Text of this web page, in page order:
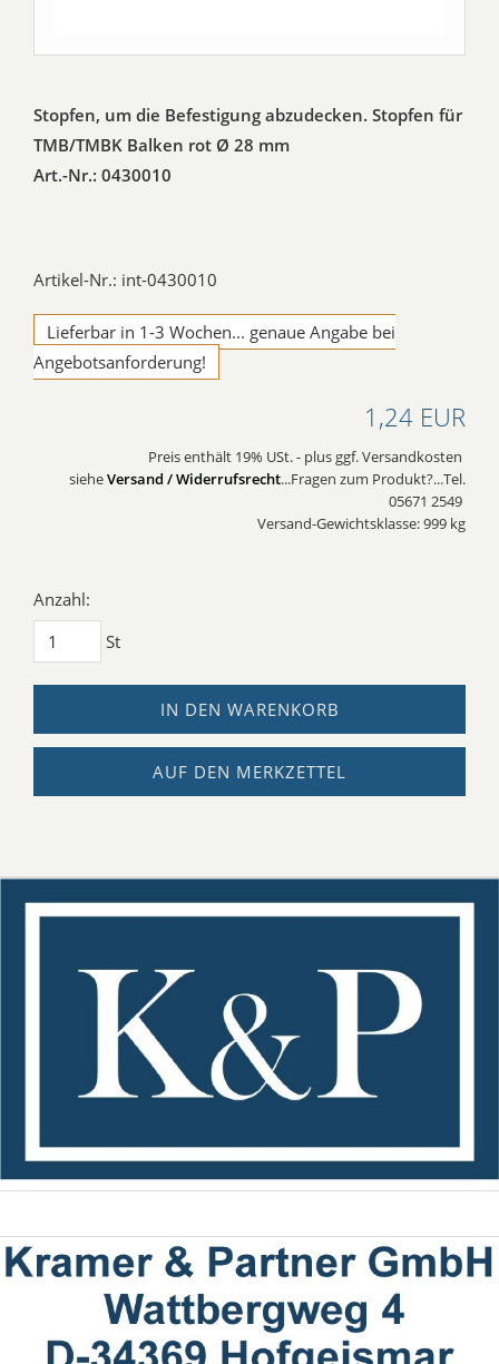
Stopfen, um die Befestigung abzudecken. Stopfen für
TMB/TMBK Balken rot Ø 28 mm
Art.-Nr.: 0430010
Artikel-Nr.: int-0430010
Lieferbar in 1-3 Wochen... genaue Angabe bei
Angebotsanforderung!
1,24 EUR
Preis enthält 19% USt. - plus ggf. Versandkosten
sieheVersand / Widerrufsrecht...Fragen zum Produkt?...Tel.
05671 2549
Versand-Gewichtsklasse: 999 kg
Anzahl:
St
IN DEN WARENKORB
AUF DEN MERKZETTEL